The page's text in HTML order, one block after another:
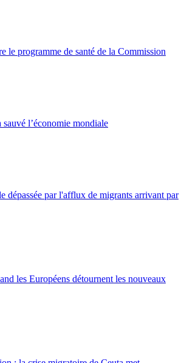
le programme de santé de la Commission
l’économie mondiale
dépassée par l'afflux de migrants arrivant par
les Européens détournent les nouveaux